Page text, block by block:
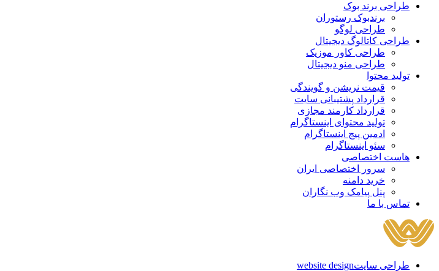
طراحی برند بوک
برندبوک رستوران
طراحی لوگو
طراحی کاتالوگ دیجیتال
طراحی کاور موزیک
طراحی منو دیجیتال
تولید محتوا
قیمت نریشن و گویندگی
قرارداد پشتیبانی سایت
قرارداد کارمند مجازی
تولید محتوای اینستاگرام
ادمین پیج اینستاگرام
سئو اینستاگرام
هاست اختصاصی
سرور اختصاصی ایران
خرید دامنه
پنل پیامک وب نگاران
تماس با ما
طراحی سایتwebsite design